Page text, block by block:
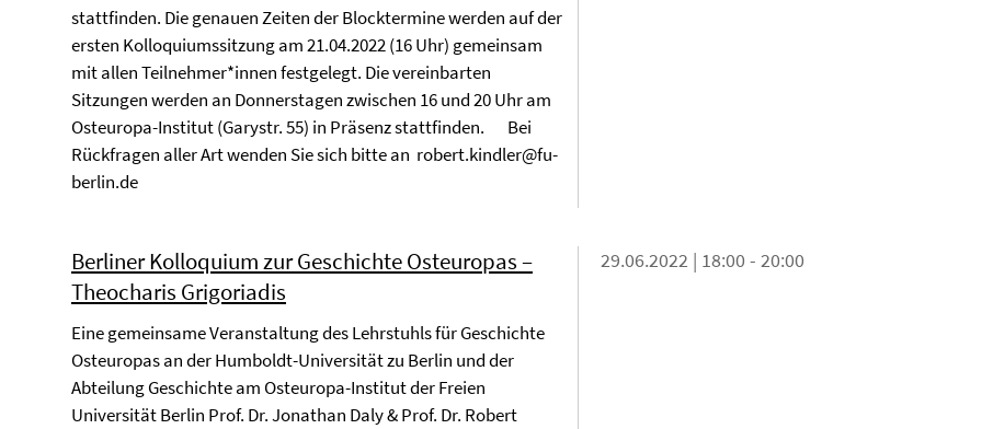
stattfinden. Die genauen Zeiten der Blocktermine werden auf der
ersten Kolloquiumssitzung am 21.04.2022 (16 Uhr) gemeinsam
mit allen Teilnehmer*innen festgelegt. Die vereinbarten
Sitzungen werden an Donnerstagen zwischen 16 und 20 Uhr am
Osteuropa-Institut (Garystr. 55) in Präsenz stattfinden. Bei
Rückfragen aller Art wenden Sie sich bitte an robert.kindler@fu-
berlin.de
Berliner Kolloquium zur Geschichte Osteuropas –
Theocharis Grigoriadis
Eine gemeinsame Veranstaltung des Lehrstuhls für Geschichte
Osteuropas an der Humboldt-Universität zu Berlin und der
Abteilung Geschichte am Osteuropa-Institut der Freien
Universität Berlin Prof. Dr. Jonathan Daly & Prof. Dr. Robert
29.06.2022 | 18:00 - 20:00